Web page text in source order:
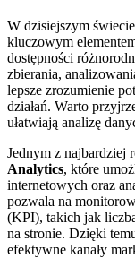
W dzisiejszym
kluczowym
dostępności
zbierania,
lepsze zrozumienie
działań. Warto
ułatwiają analizę
Jednym z najbardziej
Analytics, które
internetowych oraz
pozwala na
(KPI), takich jak
na stronie. Dzięki
efektywne kanały